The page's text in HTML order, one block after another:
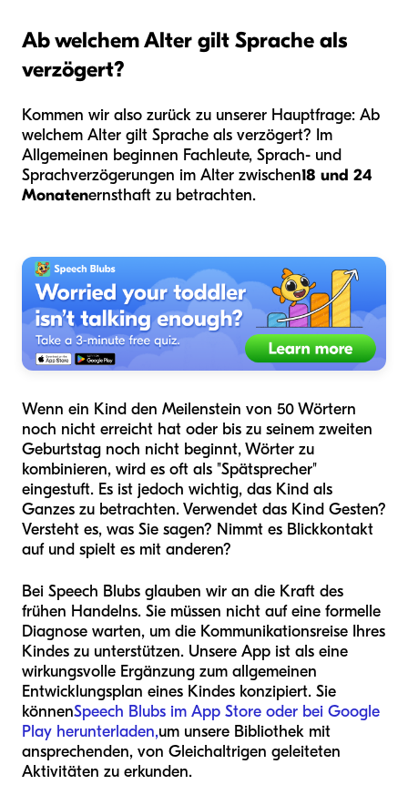
Ab welchem Alter gilt Sprache als
verzögert?
Kommen wir also zurück zu unserer Hauptfrage: Ab
welchem Alter gilt Sprache als verzögert? Im
Allgemeinen beginnen Fachleute, Sprach- und
Sprachverzögerungen im Alter zwischen18 und 24
Monatenernsthaft zu betrachten.
Wenn ein Kind den Meilenstein von 50 Wörtern
noch nicht erreicht hat oder bis zu seinem zweiten
Geburtstag noch nicht beginnt, Wörter zu
kombinieren, wird es oft als "Spätsprecher"
eingestuft. Es ist jedoch wichtig, das Kind als
Ganzes zu betrachten. Verwendet das Kind Gesten?
Versteht es, was Sie sagen? Nimmt es Blickkontakt
auf und spielt es mit anderen?
Bei Speech Blubs glauben wir an die Kraft des
frühen Handelns. Sie müssen nicht auf eine formelle
Diagnose warten, um die Kommunikationsreise Ihres
Kindes zu unterstützen. Unsere App ist als eine
wirkungsvolle Ergänzung zum allgemeinen
Entwicklungsplan eines Kindes konzipiert. Sie
könnenSpeech Blubs im App Store oder bei Google
Play herunterladen,um unsere Bibliothek mit
ansprechenden, von Gleichaltrigen geleiteten
Aktivitäten zu erkunden.